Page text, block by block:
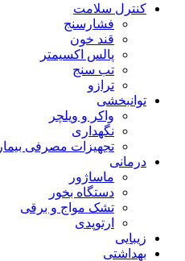
کنترل سلامت
فشارسنج
قند خون
پالس اکسیمتر
تب سنج
ترازو
توانبخشی
واکر و ویلچر
نگهداری
تجهیزات مصرفی بیمار
درمانی
ماساژور
دستگاه بخور
تشک مواج و برقی
ارتوپدی
زیبایی
بهداشتی